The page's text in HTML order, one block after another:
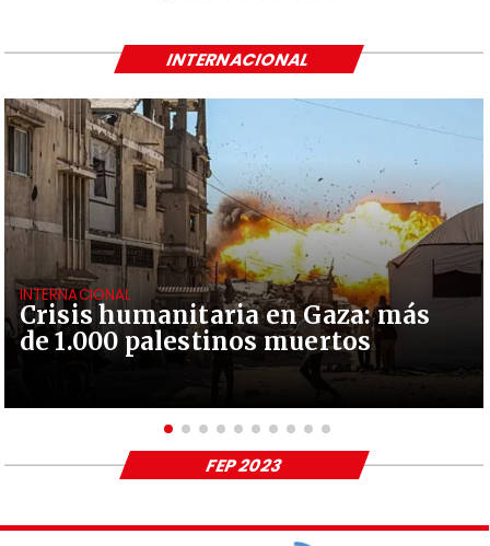
Crisis humanitaria en Gaza: más
de 1.000 palestinos muertos
INTERNACIONAL
INTERNACIONAL
FEP 2023